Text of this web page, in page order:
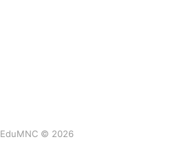
EduMNC © 2026